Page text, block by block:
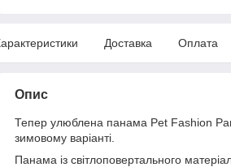
Доставка Оплата
Опис
Тепер улюблена панама Pet Fashion
зимовому варіанті.
Панама із світлоповертального